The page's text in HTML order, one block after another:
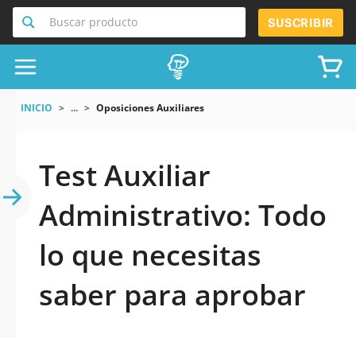
Buscar producto SUSCRIBIR
INICIO ... Oposiciones Auxiliares
Test Auxiliar
Administrativo: Todo
lo que necesitas
saber para aprobar